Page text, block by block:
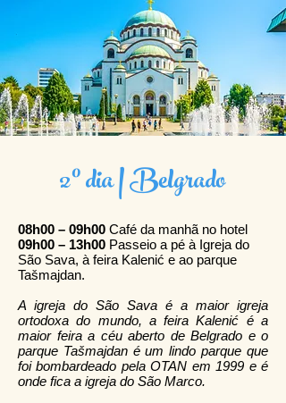
2º dia | Belgrado
08h00 – 09h00 Café da manhã no hotel
09h00 – 13h00 Passeio a pé à Igreja do
São Sava, à feira Kalenić e ao parque
Tašmajdan.
A igreja do São Sava é a maior igreja
ortodoxa do mundo, a feira Kalenić é a
maior feira a céu aberto de Belgrado e o
parque Tašmajdan é um lindo parque que
foi bombardeado pela OTAN em 1999 e é
onde fica a igreja do São Marco.